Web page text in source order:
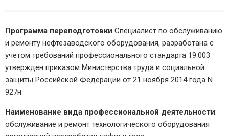
Программа переподготовки Специалист по обслуживанию
и ремонту нефтезаводского оборудования, разработана с
учетом требований профессионального стандарта 19.003
утвержден приказом Министерства труда и социальной
защиты Российской Федерации от 21 ноября 2014 года N
927н.
Наименование вида профессиональной деятельности:
обслуживание и ремонт технологического оборудования